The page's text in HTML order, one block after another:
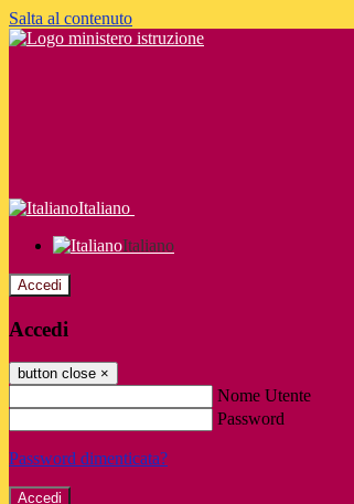
Salta al contenuto
Italiano
Italiano
Accedi
Accedi
button close ×
Nome Utente
Password
Password dimenticata?